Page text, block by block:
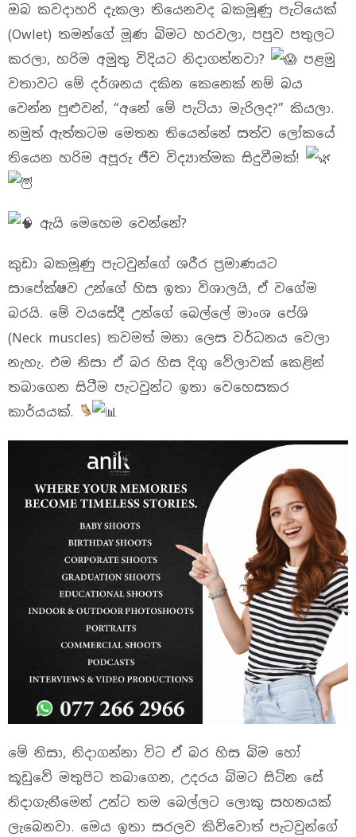
ඔබ කවදාහරි දැකලා තියෙනවද බකමූණු පැටියෙක්
(Owlet) තමන්ගේ මූණ බිමට හරවලා, පපුව පතුලට
කරලා, හරිම අමුතු විදියට නිදාගන්නවා?
පළමු
වතාවට මේ දර්ශනය දකින කෙනෙක් නම් බය
වෙන්න පුළුවන්, “අනේ මේ පැටියා මැරිලද?” කියලා.
නමුත් ඇත්තටම මෙතන තියෙන්නේ සත්ව ලෝකයේ
තියෙන හරිම අපූරු ජීව විද්‍යාත්මක සිදුවීමක්!
ඇයි මෙහෙම වෙන්නේ?
​කුඩා බකමූණු පැටවුන්ගේ ශරීර ප්‍රමාණයට
සාපේක්ෂව උන්ගේ හිස ඉතා විශාලයි, ඒ වගේම
බරයි. මේ වයසේදී උන්ගේ බෙල්ලේ මාංශ පේශි
(Neck muscles) තවමත් මනා ලෙස වර්ධනය වෙලා
නැහැ. එම නිසා ඒ බර හිස දිගු වේලාවක් කෙළින්
තබාගෙන සිටීම පැටවුන්ට ඉතා වෙහෙසකර
කාර්යයක්.
​මේ නිසා, නිදාගන්නා විට ඒ බර හිස බිම හෝ
කූඩුවේ මතුපිට තබාගෙන, උදරය බිමට සිටින සේ
නිදාගැනීමෙන් උන්ට තම බෙල්ලට ලොකු සහනයක්
ලැබෙනවා. මෙය ඉතා සරලව කිව්වොත් පැටවුන්ගේ